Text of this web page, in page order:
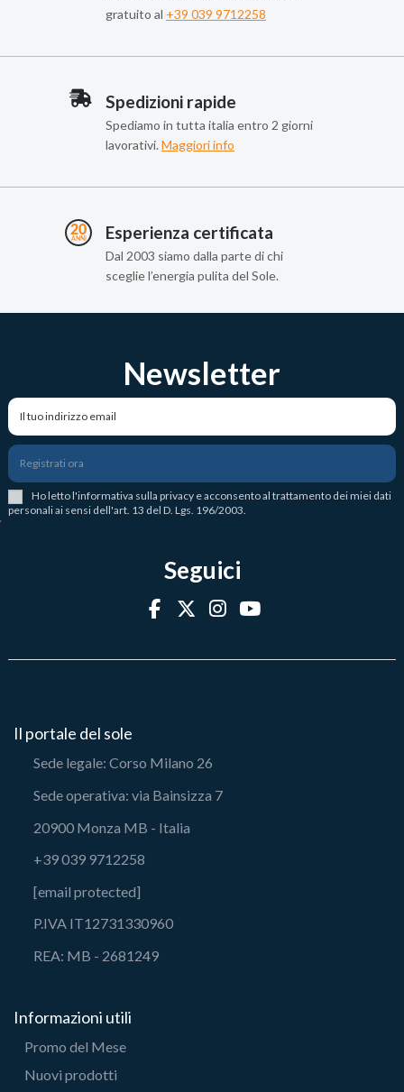
gratuito al +39 039 9712258
Spedizioni rapide
Spediamo in tutta italia entro 2 giorni
lavorativi. Maggiori info
Esperienza certificata
Dal 2003 siamo dalla parte di chi
sceglie l’energia pulita del Sole.
Newsletter
Registrati ora
Ho letto l'informativa sulla privacy e acconsento al trattamento dei miei dati
personali ai sensi dell'art. 13 del D. Lgs. 196/2003.
Seguici
Il portale del sole
Sede legale: Corso Milano 26
Sede operativa: via Bainsizza 7
20900 Monza MB - Italia
+39 039 9712258
[email protected]
P.IVA IT12731330960
REA: MB - 2681249
Informazioni utili
Promo del Mese
Nuovi prodotti